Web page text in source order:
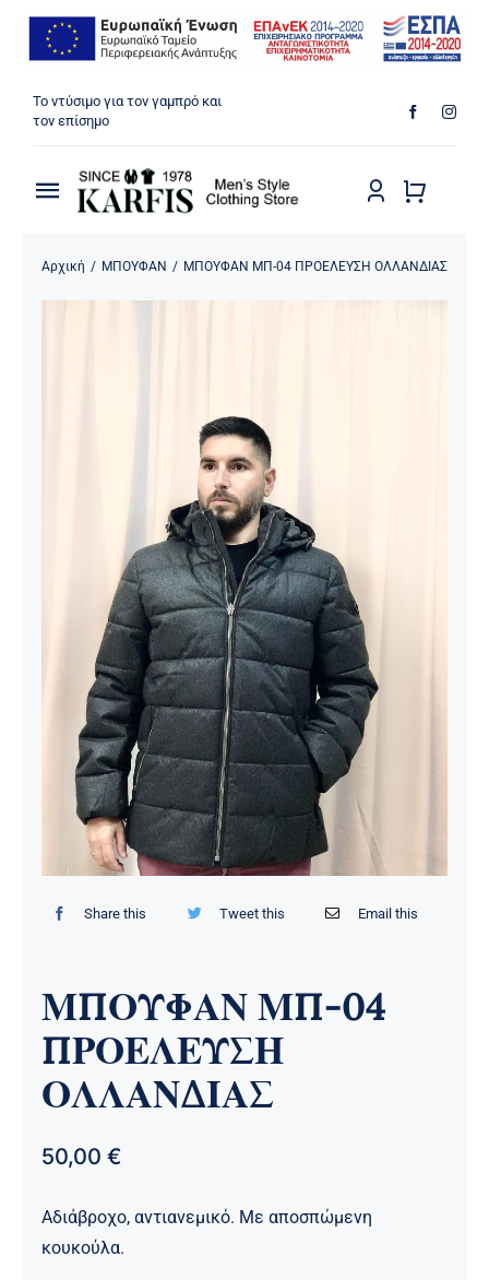
Μετάβαση
Το ντύσιμο για τον γαμπρό και
τον επίσημο
Toggle
ΠΟΥΚΑΜΙΣΑ
ΚΟΣΤΟΥΜΙΑ
Αρχική / ΜΠΟΥΦΑΝ / ΜΠΟΥΦΑΝ ΜΠ-04 ΠΡΟΕΛΕΥΣΗ ΟΛΛΑΝΔΙΑΣ
Share this Tweet this Email this
ΜΠΟΥΦΑΝ ΜΠ-04
ΠΡΟΕΛΕΥΣΗ
ΟΛΛΑΝΔΙΑΣ
50,00 €
Αδιάβροχο, αντιανεμικό. Με αποσπώμενη
κουκούλα.